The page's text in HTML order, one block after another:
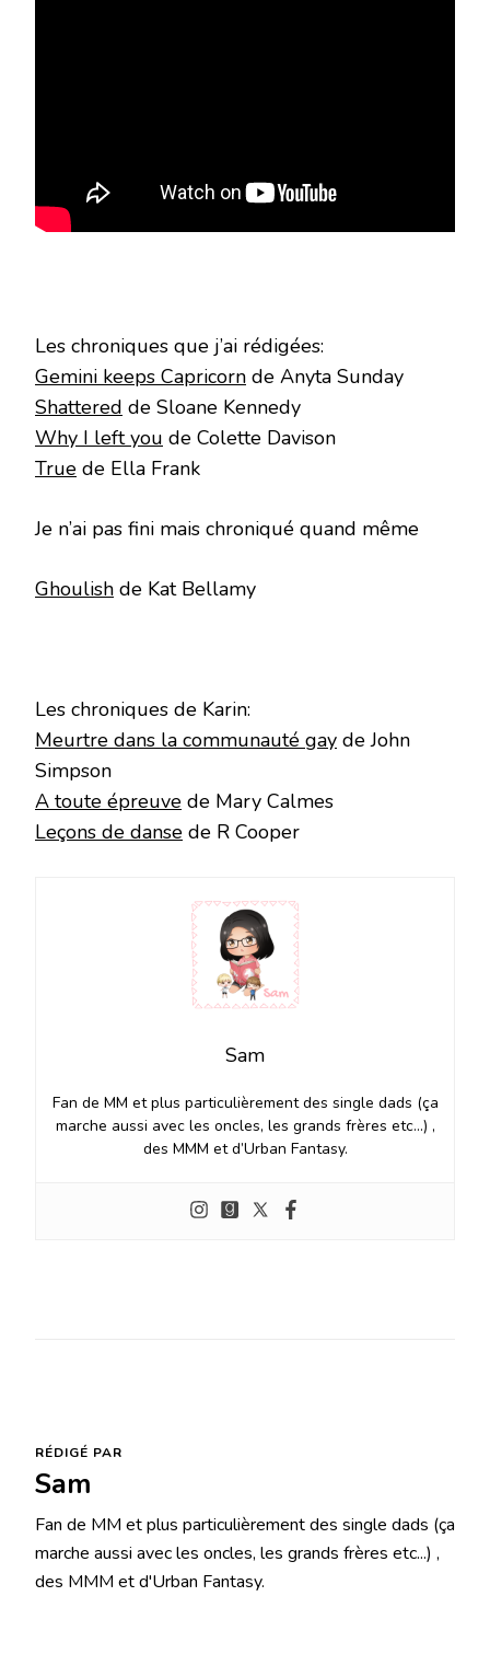
Les chroniques que j’ai rédigées:
Gemini keeps Capricorn de Anyta Sunday
Shattered de Sloane Kennedy
Why I left you de Colette Davison
True de Ella Frank
Je n’ai pas fini mais chroniqué quand même
Ghoulish de Kat Bellamy
Les chroniques de Karin:
Meurtre dans la communauté gay de John
Simpson
A toute épreuve de Mary Calmes
Leçons de danse de R Cooper
Sam
Fan de MM et plus particulièrement des single dads (ça
marche aussi avec les oncles, les grands frères etc…) ,
des MMM et d’Urban Fantasy.
RÉDIGÉ PAR
Sam
Fan de MM et plus particulièrement des single dads (ça
marche aussi avec les oncles, les grands frères etc...) ,
des MMM et d'Urban Fantasy.